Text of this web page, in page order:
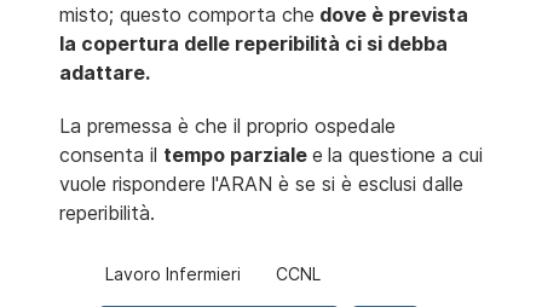
misto; questo comporta che dove è prevista
la copertura delle reperibilità ci si debba
adattare.
La premessa è che il proprio ospedale
consenta il tempo parziale e la questione a cui
vuole rispondere l'ARAN è se si è esclusi dalle
reperibilità.
Lavoro Infermieri CCNL